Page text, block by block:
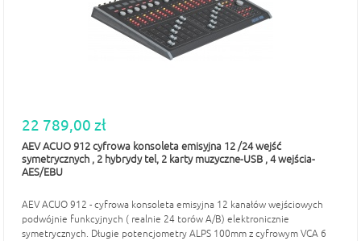
22 789,00 zł
AEV ACUO 912 cyfrowa konsoleta emisyjna 12 /24 wejść
symetrycznych , 2 hybrydy tel, 2 karty muzyczne-USB , 4 wejścia-
AES/EBU
AEV ACUO 912 - cyfrowa konsoleta emisyjna 12 kanałów wejściowych
podwójnie funkcyjnych ( realnie 24 torów A/B) elektronicznie
symetrycznych. Długie potencjometry ALPS 100mm z cyfrowym VCA 6